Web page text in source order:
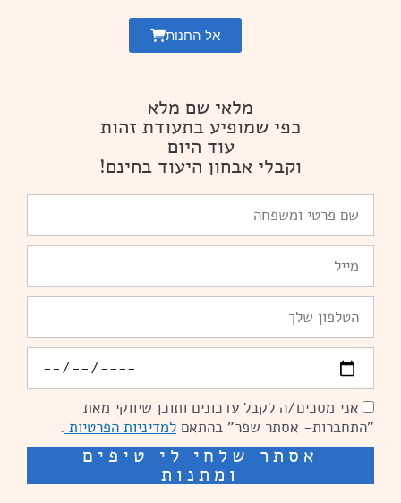
אל החנות
מלאי שם מלא
כפי שמופיע בתעודת זהות
עוד היום
וקבלי אבחון היעוד בחינם!
פרטי
ומשפחה
הסכמהאני מסכים/ה לקבל עדכונים ותוכן שיווקי מאת
"התחברות- אסתר שפר" בהתאם למדיניות הפרטיות .
אסתר שלחי לי טיפים
ומתנות